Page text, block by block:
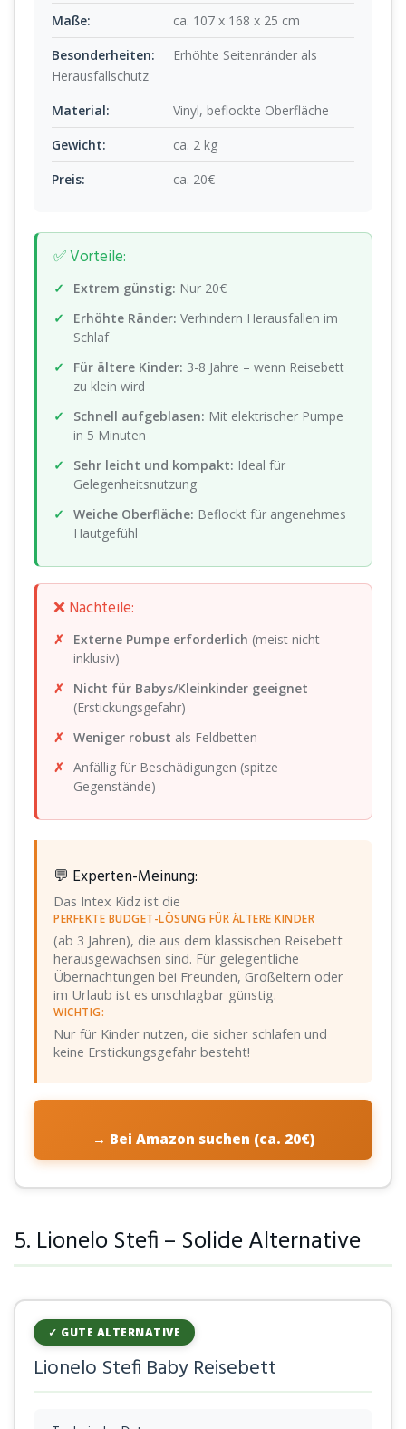
Maße:
ca. 107 x 168 x 25 cm
Besonderheiten:
Erhöhte Seitenränder als
Herausfallschutz
Material:
Vinyl, beflockte Oberfläche
Gewicht:
ca. 2 kg
Preis:
ca. 20€
✅ Vorteile:
Extrem günstig: Nur 20€
Erhöhte Ränder: Verhindern Herausfallen im
Schlaf
Für ältere Kinder: 3-8 Jahre – wenn Reisebett
zu klein wird
Schnell aufgeblasen: Mit elektrischer Pumpe
in 5 Minuten
Sehr leicht und kompakt: Ideal für
Gelegenheitsnutzung
Weiche Oberfläche: Beflockt für angenehmes
Hautgefühl
❌ Nachteile:
Externe Pumpe erforderlich (meist nicht
inklusiv)
Nicht für Babys/Kleinkinder geeignet
(Erstickungsgefahr)
Weniger robust als Feldbetten
Anfällig für Beschädigungen (spitze
Gegenstände)
💬 Experten-Meinung:
Das Intex Kidz ist die
PERFEKTE BUDGET-LÖSUNG FÜR ÄLTERE KINDER
(ab 3 Jahren), die aus dem klassischen Reisebett
herausgewachsen sind. Für gelegentliche
Übernachtungen bei Freunden, Großeltern oder
im Urlaub ist es unschlagbar günstig.
WICHTIG:
Nur für Kinder nutzen, die sicher schlafen und
keine Erstickungsgefahr besteht!
→ Bei Amazon suchen (ca. 20€)
5. Lionelo Stefi – Solide Alternative
✓ GUTE ALTERNATIVE
Lionelo Stefi Baby Reisebett